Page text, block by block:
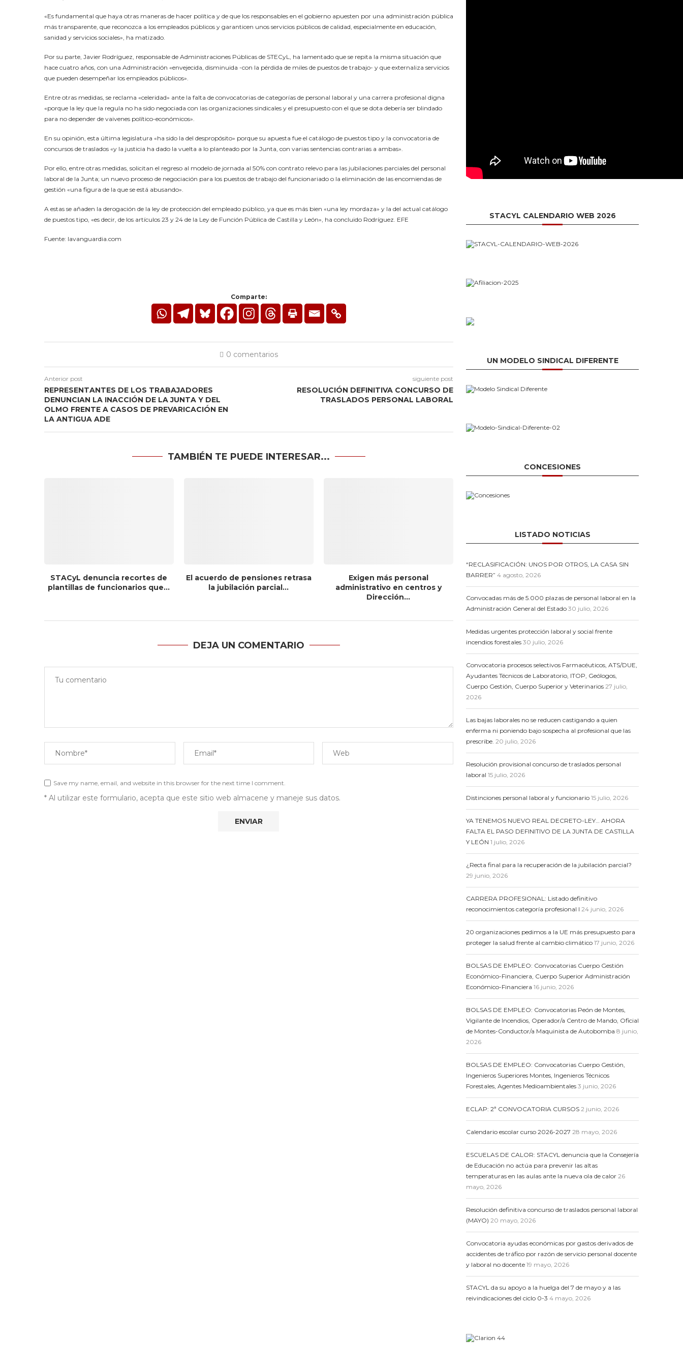
«Es fundamental que haya otras maneras de hacer política y de que los responsables en el gobierno apuesten por una administración pública
más transparente, que reconozca a los empleados públicos y garanticen unos servicios públicos de calidad, especialmente en educación,
sanidad y servicios sociales», ha matizado.
Por su parte, Javier Rodríguez, responsable de Administraciones Públicas de STECyL, ha lamentado que se repita la misma situación que
hace cuatro años, con una Administración «envejecida, disminuida -con la pérdida de miles de puestos de trabajo- y que externaliza servicios
que pueden desempeñar los empleados públicos».
Entre otras medidas, se reclama «celeridad» ante la falta de convocatorias de categorías de personal laboral y una carrera profesional digna
«porque la ley que la regula no ha sido negociada con las organizaciones sindicales y el presupuesto con el que se dota debería ser blindado
para no depender de vaivenes político-económicos».
En su opinión, esta última legislatura «ha sido la del despropósito» porque su apuesta fue el catálogo de puestos tipo y la convocatoria de
concursos de traslados «y la justicia ha dado la vuelta a lo planteado por la Junta, con varias sentencias contrarias a ambas».
Por ello, entre otras medidas, solicitan el regreso al modelo de jornada al 50% con contrato relevo para las jubilaciones parciales del personal
laboral de la Junta; un nuevo proceso de negociación para los puestos de trabajo del funcionariado o la eliminación de las encomiendas de
gestión «una figura de la que se está abusando».
A estas se añaden la derogación de la ley de protección del empleado público, ya que es más bien «una ley mordaza» y la del actual catálogo
de puestos tipo, «es decir, de los artículos 23 y 24 de la Ley de Función Pública de Castilla y León», ha concluido Rodríguez. EFE
Fuente: lavanguardia.com
Comparte:
0 comentarios
Anterior post
REPRESENTANTES DE LOS TRABAJADORES
DENUNCIAN LA INACCIÓN DE LA JUNTA Y DEL
OLMO FRENTE A CASOS DE PREVARICACIÓN EN
LA ANTIGUA ADE
siguiente post
RESOLUCIÓN DEFINITIVA CONCURSO DE
TRASLADOS PERSONAL LABORAL
TAMBIÉN TE PUEDE INTERESAR...
STACyL denuncia recortes de
plantillas de funcionarios que...
El acuerdo de pensiones retrasa
la jubilación parcial...
Exigen más personal
administrativo en centros y
Dirección...
DEJA UN COMENTARIO
Save my name, email, and website in this browser for the next time I comment.
* Al utilizar este formulario, acepta que este sitio web almacene y maneje sus datos.
STACYL CALENDARIO WEB 2026
UN MODELO SINDICAL DIFERENTE
CONCESIONES
LISTADO NOTICIAS
“RECLASIFICACIÓN: UNOS POR OTROS, LA CASA SIN
BARRER” 4 agosto, 2026
Convocadas más de 5.000 plazas de personal laboral en la
Administración General del Estado 30 julio, 2026
Medidas urgentes protección laboral y social frente
incendios forestales 30 julio, 2026
Convocatoria procesos selectivos Farmacéuticos, ATS/DUE,
Ayudantes Técnicos de Laboratorio, ITOP, Geólogos,
Cuerpo Gestión, Cuerpo Superior y Veterinarios 27 julio,
2026
Las bajas laborales no se reducen castigando a quien
enferma ni poniendo bajo sospecha al profesional que las
prescribe. 20 julio, 2026
Resolución provisional concurso de traslados personal
laboral 15 julio, 2026
Distinciones personal laboral y funcionario 15 julio, 2026
YA TENEMOS NUEVO REAL DECRETO-LEY… AHORA
FALTA EL PASO DEFINITIVO DE LA JUNTA DE CASTILLA
Y LEÓN 1 julio, 2026
¿Recta final para la recuperación de la jubilación parcial?
29 junio, 2026
CARRERA PROFESIONAL: Listado definitivo
reconocimientos categoría profesional I 24 junio, 2026
20 organizaciones pedimos a la UE más presupuesto para
proteger la salud frente al cambio climático 17 junio, 2026
BOLSAS DE EMPLEO: Convocatorias Cuerpo Gestión
Económico-Financiera, Cuerpo Superior Administración
Económico-Financiera 16 junio, 2026
BOLSAS DE EMPLEO: Convocatorias Peón de Montes,
Vigilante de Incendios, Operador/a Centro de Mando, Oficial
de Montes-Conductor/a Maquinista de Autobomba 8 junio,
2026
BOLSAS DE EMPLEO: Convocatorias Cuerpo Gestión,
Ingenieros Superiores Montes, Ingenieros Técnicos
Forestales, Agentes Medioambientales 3 junio, 2026
ECLAP: 2ª CONVOCATORIA CURSOS 2 junio, 2026
Calendario escolar curso 2026-2027 28 mayo, 2026
ESCUELAS DE CALOR: STACYL denuncia que la Consejería
de Educación no actúa para prevenir las altas
temperaturas en las aulas ante la nueva ola de calor 26
mayo, 2026
Resolución definitiva concurso de traslados personal laboral
(MAYO) 20 mayo, 2026
Convocatoria ayudas económicas por gastos derivados de
accidentes de tráfico por razón de servicio personal docente
y laboral no docente 19 mayo, 2026
STACYL da su apoyo a la huelga del 7 de mayo y a las
reivindicaciones del ciclo 0-3 4 mayo, 2026